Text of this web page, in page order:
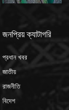
জনপ্রিয় ক্যাটাগরি
প্রধান খবর
জাতীয়
রাজনীতি
বিদেশ